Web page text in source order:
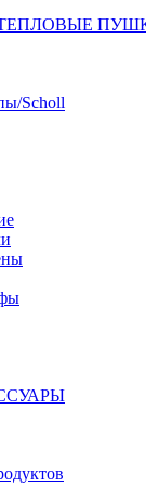
Scholl